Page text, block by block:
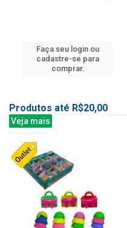
Faça seu login ou
cadastre-se para
comprar.
Produtos até R$20,00
Veja mais